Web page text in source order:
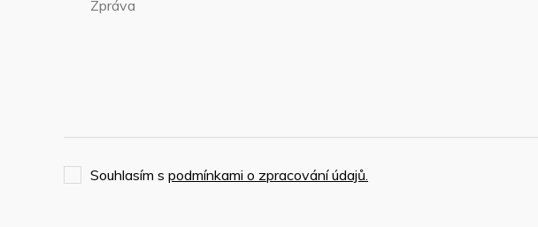
Souhlasím s podmínkami o zpracování údajů.